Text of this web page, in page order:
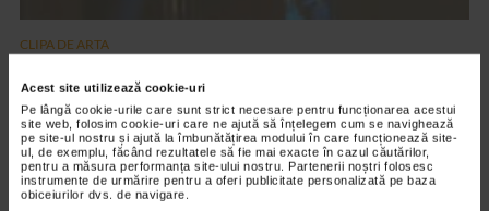
Acest site utilizează cookie-uri
Pe lângă cookie-urile care sunt strict necesare pentru funcționarea acestui
site web, folosim cookie-uri care ne ajută să înțelegem cum se navighează
pe site-ul nostru și ajută la îmbunătățirea modului în care funcționează site-
ul, de exemplu, făcând rezultatele să fie mai exacte în cazul căutărilor,
pentru a măsura performanța site-ului nostru. Partenerii noștri folosesc
instrumente de urmărire pentru a oferi publicitate personalizată pe baza
obiceiurilor dvs. de navigare.
CLIPA DE ARTA
„Invisible Garden #2”
148 vizualizari
VIDEO